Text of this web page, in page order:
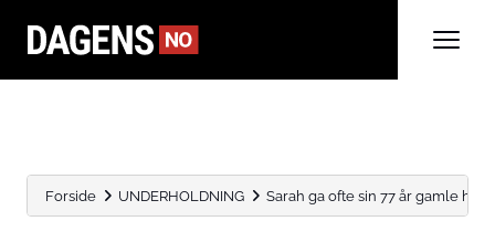
Forside UNDERHOLDNING Sarah ga ofte sin 77 år gamle